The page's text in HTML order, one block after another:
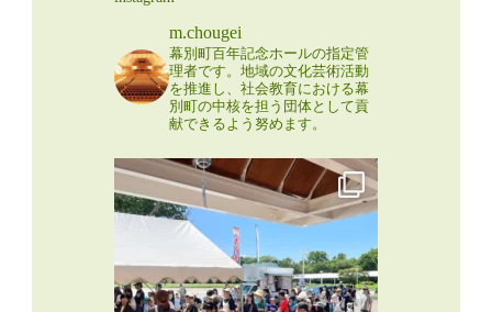
m.chougei
幕別町百年記念ホールの指定管
理者です。地域の文化芸術活動
を推進し、社会教育における幕
別町の中核を担う団体として貢
献できるよう努めます。